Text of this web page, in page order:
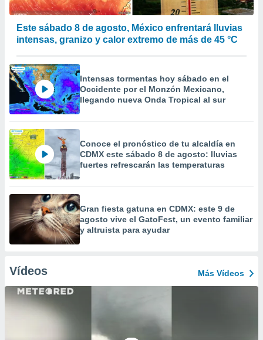
Este sábado 8 de agosto, México enfrentará lluvias
intensas, granizo y calor extremo de más de 45 °C
Intensas tormentas hoy sábado en el
Occidente por el Monzón Mexicano,
llegando nueva Onda Tropical al sur
Conoce el pronóstico de tu alcaldía en
CDMX este sábado 8 de agosto: lluvias
fuertes refrescarán las temperaturas
Gran fiesta gatuna en CDMX: este 9 de
agosto vive el GatoFest, un evento familiar
y altruista para ayudar
Vídeos Más Vídeos